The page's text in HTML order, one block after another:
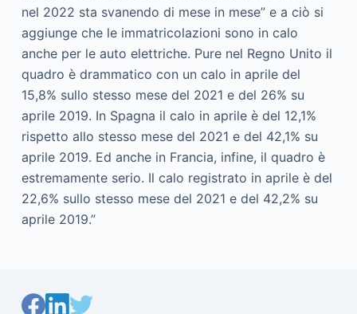
nel 2022 sta svanendo di mese in mese” e a ciò si
aggiunge che le immatricolazioni sono in calo
anche per le auto elettriche. Pure nel Regno Unito il
quadro è drammatico con un calo in aprile del
15,8% sullo stesso mese del 2021 e del 26% su
aprile 2019. In Spagna il calo in aprile è del 12,1%
rispetto allo stesso mese del 2021 e del 42,1% su
aprile 2019. Ed anche in Francia, infine, il quadro è
estremamente serio. Il calo registrato in aprile è del
22,6% sullo stesso mese del 2021 e del 42,2% su
aprile 2019.”